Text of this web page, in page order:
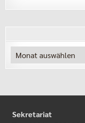
Archiv
Sekretariat